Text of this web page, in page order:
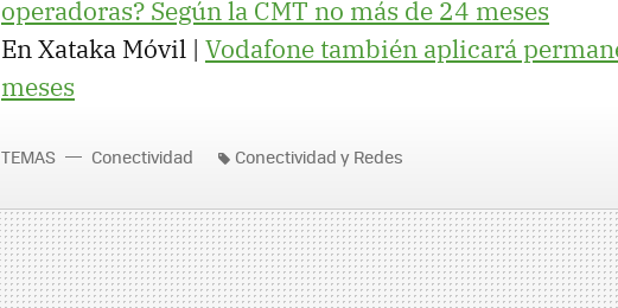
operadoras? Según la CMT no más de 24 meses
En Xataka Móvil | Vodafone también aplicará
meses
TEMAS Conectividad Conectividad y Redes